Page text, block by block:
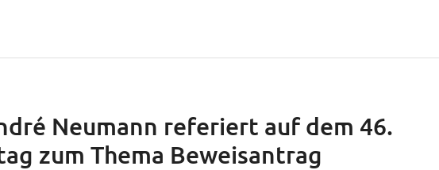
Neumann referiert auf dem 46.
zum Thema Beweisantrag